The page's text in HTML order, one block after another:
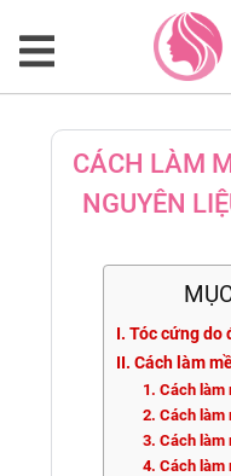
CÁCH LÀM
NGUYÊN
I. Tóc cứng do
II. Cách làm
1. Cách
2. Cách làm
3. Cách làm
4. Cách làm